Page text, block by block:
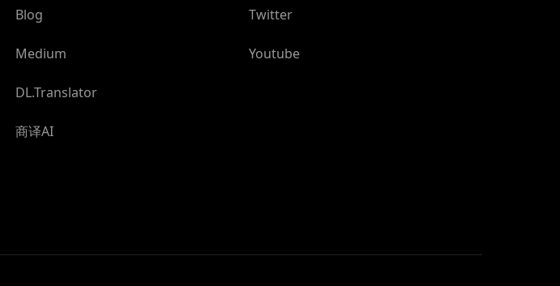
Blog
Medium
DL.Translator
商译AI
Twitter
Youtube